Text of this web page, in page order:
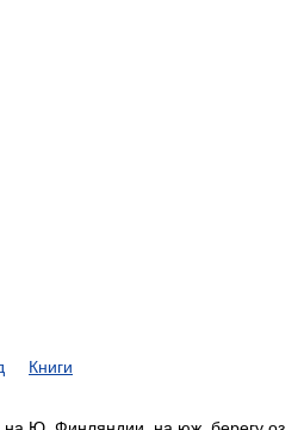
Книги